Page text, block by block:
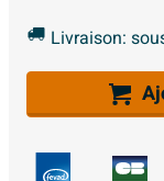
Livraison: